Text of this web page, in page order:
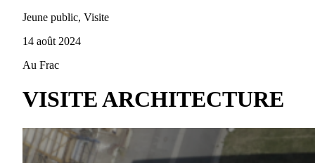
Jeune public, Visite
14 août 2024
Au Frac
VISITE ARCHITECTURE